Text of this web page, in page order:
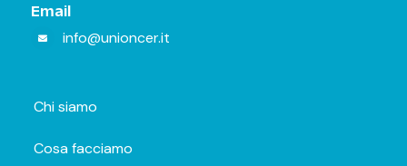
Email
info@unioncer.it
Chi siamo
Cosa facciamo